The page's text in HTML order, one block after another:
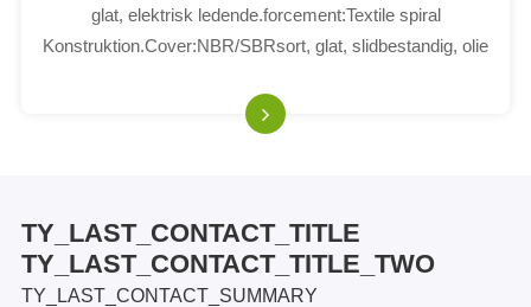
glat, elektrisk ledende.forcement:Textile spiral
Konstruktion.Cover:NBR/SBRsort, glat, slidbestandig, olie
TY_LAST_CONTACT_TITLE
TY_LAST_CONTACT_TITLE_TWO
TY_LAST_CONTACT_SUMMARY